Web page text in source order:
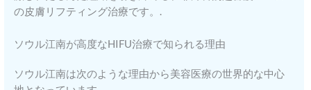
の皮膚リフティング治療です。.
ソウル江南が高度なHIFU治療で知られる理由
ソウル江南は次のような理由から美容医療の世界的な中心